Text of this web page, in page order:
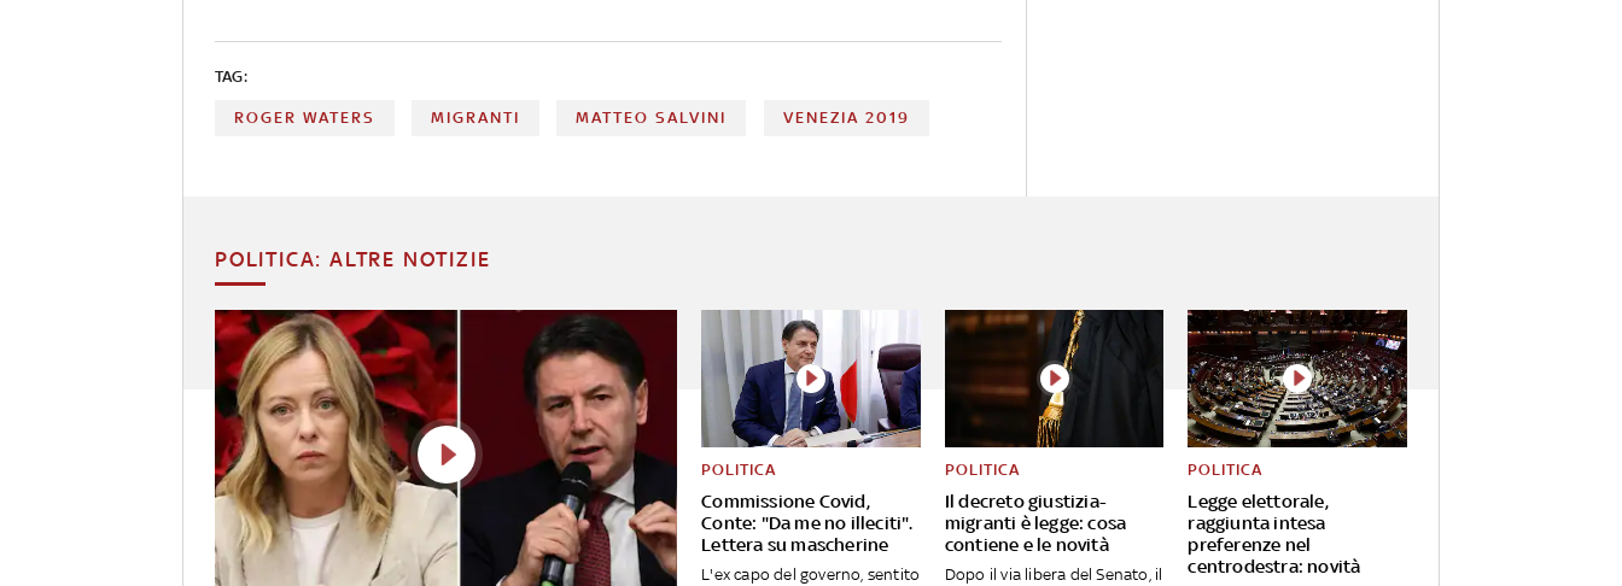
TAG:
ROGER WATERS MIGRANTI MATTEO SALVINI VENEZIA 2019
POLITICA: ALTRE NOTIZIE
Commissione Covid,
Conte: "Da me no illeciti".
Lettera su mascherine
POLITICA
L'ex capo del governo, sentito
Il decreto giustizia-
migranti è legge: cosa
contiene e le novità
POLITICA
Dopo il via libera del Senato, il
Legge elettorale,
raggiunta intesa
preferenze nel
centrodestra: novità
POLITICA